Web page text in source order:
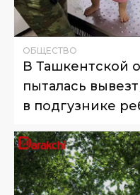
ОБЩЕСТВО
В Ташкентской
пыталась
в подгузнике